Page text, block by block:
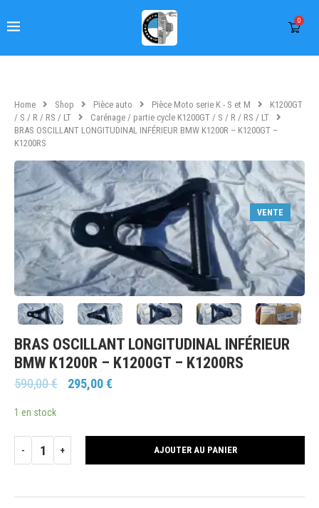
0
Home Shop Pièce auto Pièce Moto serie K - S et M
K1200GT
/ S / R / RS / LT
Carénage / partie cycle K1200GT / S / R / RS / LT
BRAS OSCILLANT LONGITUDINAL INFÉRIEUR BMW K1200R – K1200GT –
K1200RS
VENTE
BRAS OSCILLANT LONGITUDINAL INFÉRIEUR
BMW K1200R – K1200GT – K1200RS
590,00€ 295,00€
1 en stock
AJOUTER AU PANIER